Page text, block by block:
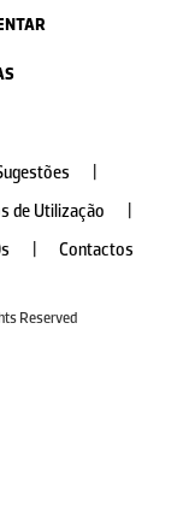
de Utilização
Contactos
Reserved